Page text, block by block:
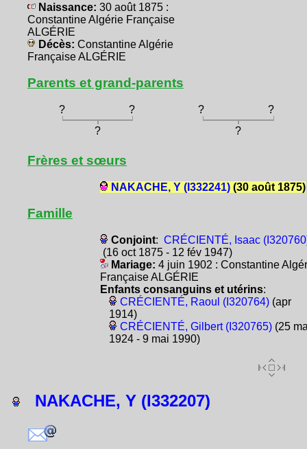
Naissance: 30 août 1875 :
Constantine Algérie Française
ALGÉRIE
Décès: Constantine Algérie
Française ALGÉRIE
Parents et grand-parents
? ? ?
?
?
?
Frères et sœurs
NAKACHE, Y (I332241)(30 août 1875)
Famille
Conjoint: CRÉCIENTÉ, Isaac
(16 oct 1875 - 12 fév 1947)
Mariage: 4 juin 1902 : Constantine
Française ALGÉRIE
Enfants consanguins et utérins:
CRÉCIENTÉ, Raoul (I320764)(apr
1914)
CRÉCIENTÉ, Gilbert (I320765)(25
1924 - 9 mai 1990)
NAKACHE, Y (I332207)